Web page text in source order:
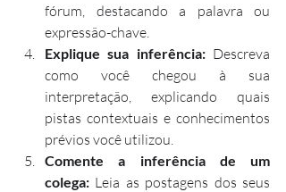
fórum, destacando a palavra ou
expressão-chave.
Explique sua inferência: Descreva
como você chegou à sua
interpretação, explicando quais
pistas contextuais e conhecimentos
prévios você utilizou.
Comente a inferência de um
colega: Leia as postagens dos seus